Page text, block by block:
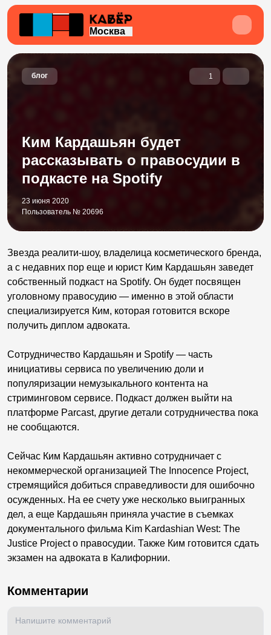
Москва
блог 1
Ким Кардашьян будет
рассказывать о правосудии в
подкасте на Spotify
23 июня 2020
Пользователь № 20696
Звезда реалити-шоу, владелица косметического бренда,
а с недавних пор еще и юрист Ким Кардашьян заведет
собственный подкаст на Spotify. Он будет посвящен
уголовному правосудию — именно в этой области
специализируется Ким, которая готовится вскоре
получить диплом адвоката.
Сотрудничество Кардашьян и Spotify — часть
инициативы сервиса по увеличению доли и
популяризации немузыкального контента на
стриминговом сервисе. Подкаст должен выйти на
платформе Parcast, другие детали сотрудничества пока
не сообщаются.
Сейчас Ким Кардашьян активно сотрудничает с
некоммерческой организацией The Innocence Project,
стремящийся добиться справедливости для ошибочно
осужденных. На ее счету уже несколько выигранных
дел, а еще Кардашьян приняла участие в съемках
документального фильма Kim Kardashian West: The
Justice Project о правосудии. Также Ким готовится сдать
экзамен на адвоката в Калифорнии.
Комментарии